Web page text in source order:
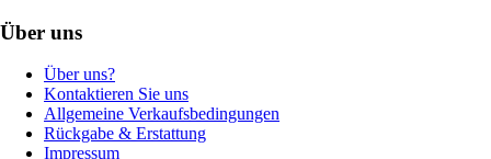
Über uns
Über uns?
Kontaktieren Sie uns
Allgemeine Verkaufsbedingungen
Rückgabe & Erstattung
Impressum